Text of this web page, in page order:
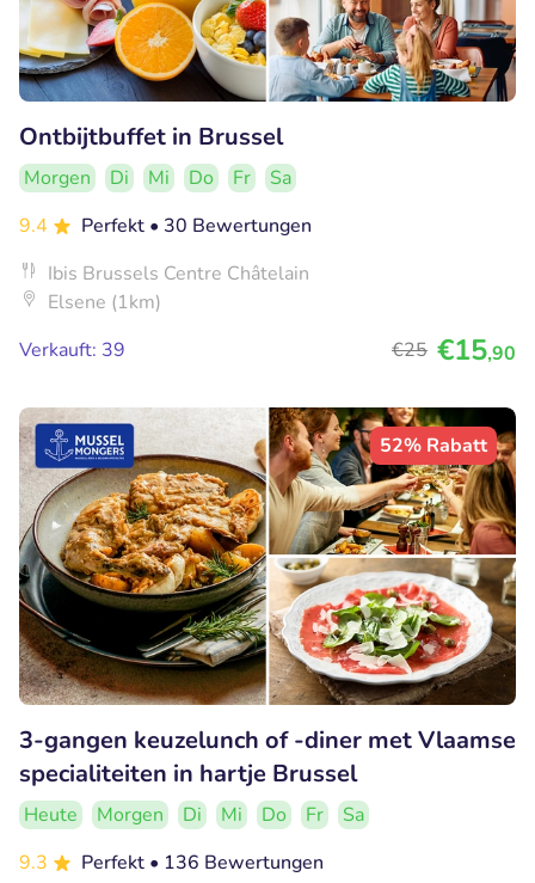
Ontbijtbuffet in Brussel
Morgen Di Mi Do Fr
Sa
9.4
Perfekt • 30 Bewertungen
Ibis Brussels Centre Châtelain
Elsene (1km)
Verkauft: 39
€25 €15,90
52% Rabatt
3-gangen keuzelunch of -diner met Vlaamse
specialiteiten in hartje Brussel
Heute Morgen Di Mi Do Fr
Sa
9.3
Perfekt • 136 Bewertungen